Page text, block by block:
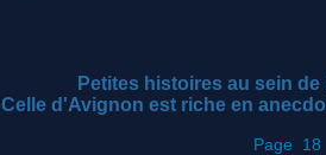
Petites histoires au sein
Celle d'Avignon est riche en
Page 18